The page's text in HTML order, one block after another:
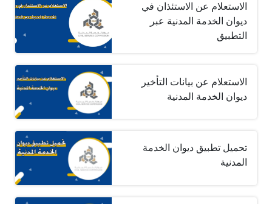
الاستعلام عن الاستئذان في
ديوان الخدمة المدنية عبر
التطبيق
الاستعلام عن بيانات التأخير
ديوان الخدمة المدنية
تحميل تطبيق ديوان الخدمة
المدنية